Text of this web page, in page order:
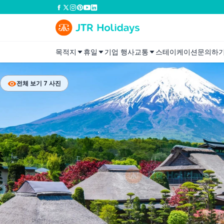
목적지 휴일 기업 행사교통 스테이케이션문의하
전체 보기 7 사진